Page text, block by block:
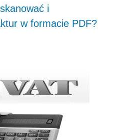
i
w formacie PDF?